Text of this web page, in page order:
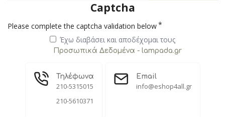
Captcha
Please complete the captcha validation below
Έχω διαβάσει και αποδέχομαι τους
Προσωπικά Δεδομένα - lampada.gr
Τηλέφωνα
210-5315015
210-5610371
Email
info@eshop4all.gr